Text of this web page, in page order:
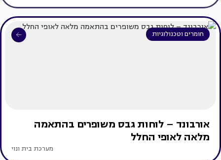
חומרים וטכנולוגיות
אורבונד – לוחות גבס משופרים בהתאמה
מלאה לאופי החלל
מערכת בית ונוי